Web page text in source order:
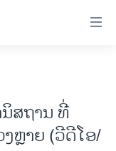
ສຖານ ທີ່
ຫຼາຍ (ວີດີໂອ/